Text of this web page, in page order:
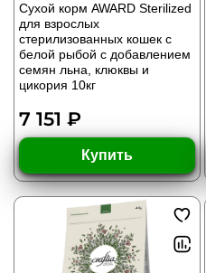
Сухой корм AWARD Sterilized
для взрослых
стерилизованных кошек с
белой рыбой с добавлением
семян льна, клюквы и
цикория 10кг
7 151 ₽
Купить